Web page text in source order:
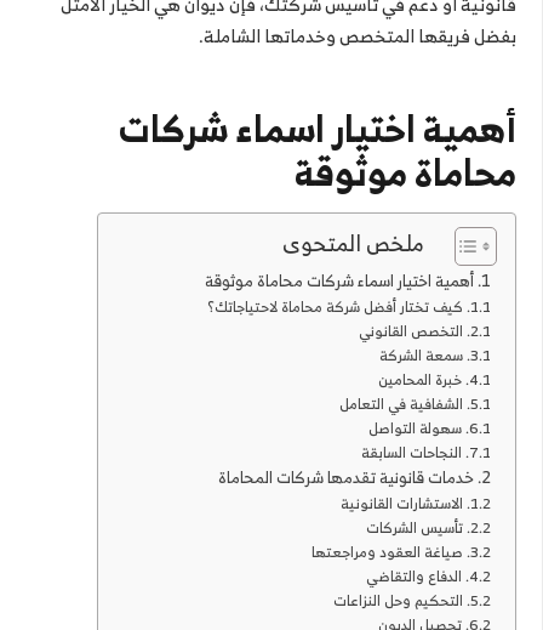
بفضل فريقها المتخصص وخدماتها الشاملة.
أهمية اختيار اسماء شركات
محاماة موثوقة
ملخص المتحوى
أهمية اختيار اسماء شركات محاماة موثوقة
كيف تختار أفضل شركة محاماة لاحتياجاتك؟
التخصص القانوني
سمعة الشركة
خبرة المحامين
الشفافية في التعامل
سهولة التواصل
النجاحات السابقة
خدمات قانونية تقدمها شركات المحاماة
الاستشارات القانونية
تأسيس الشركات
صياغة العقود ومراجعتها
الدفاع والتقاضي
التحكيم وحل النزاعات
تحصيل الديون